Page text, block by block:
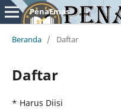
PenaEmas
Beranda / Daftar
Daftar
* Harus Diisi